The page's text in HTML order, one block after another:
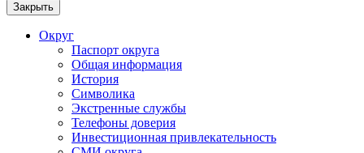
Закрыть
Округ
Паспорт округа
Общая информация
История
Символика
Экстренные службы
Телефоны доверия
Инвестиционная привлекательность